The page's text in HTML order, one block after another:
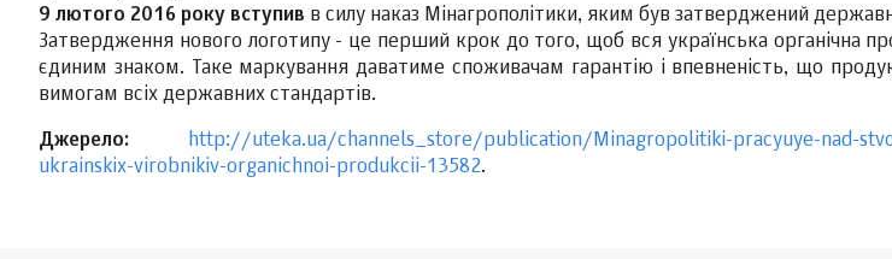
9 лютого 2016 року вступив в силу наказ Мінагрополітики, яким був затверджений
Затвердження нового логотипу - це перший крок до того, щоб вся українська органічна
єдиним знаком. Таке маркування даватиме споживачам гарантію і впевненість, що
вимогам всіх державних стандартів.
Джерело:
http://uteka.ua/channels_store/publication/Minagropolitiki-pracyuye-nad-
ukrainskix-virobnikiv-organichnoi-produkcii-13582.